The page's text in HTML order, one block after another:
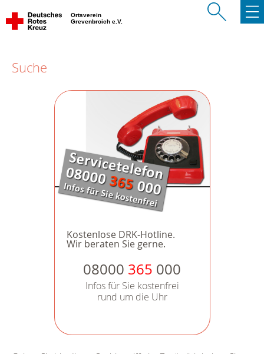
Ortsverein
Grevenbroich e.V.
Suche
Kostenlose DRK-Hotline.
Wir beraten Sie gerne.
08000 365 000
Infos für Sie kostenfrei
rund um die Uhr